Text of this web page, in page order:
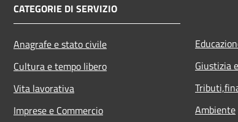
CATEGORIE DI SERVIZIO
Anagrafe e stato civile
Cultura e tempo libero
Vita lavorativa
Imprese e Commercio
Giustizia
Ambiente